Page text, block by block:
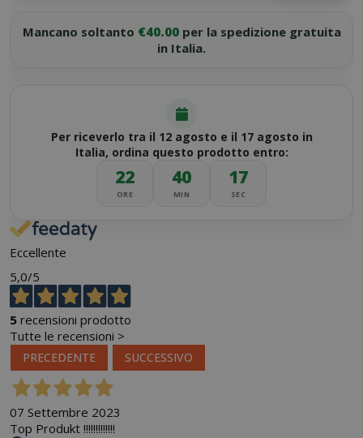
Mancano soltanto €40.00per la spedizione gratuita
in Italia.
Per riceverlo tra il 12 agosto e il 17 agosto in
Italia, ordina questo prodotto entro:
22
ORE
40
MIN
17
SEC
Eccellente
5,0/5
5 recensioni prodotto
Tutte le recensioni >
PRECEDENTE SUCCESSIVO
07 Settembre 2023
Top Produkt !!!!!!!!!!!!!